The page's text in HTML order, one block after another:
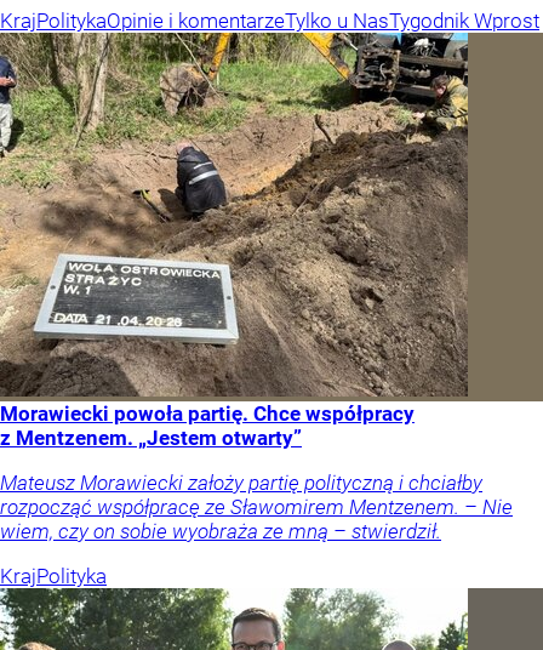
KrajPolitykaOpinie i komentarzeTylko u NasTygodnik Wprost
Morawiecki powoła partię. Chce współpracy
z Mentzenem. „Jestem otwarty”
Mateusz Morawiecki założy partię polityczną i chciałby
rozpocząć współpracę ze Sławomirem Mentzenem. – Nie
wiem, czy on sobie wyobraża ze mną – stwierdził.
KrajPolityka